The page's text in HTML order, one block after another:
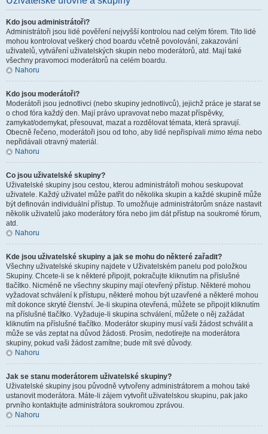
Kdo jsou administrátoři?
Administrátoři jsou lidé pověření nejvyšší kontrolou nad celým fórem. Tito lidé
mohou kontrolovat veškerý chod boardu včetně povolování, zakazování
uživatelů, vytváření uživatelských skupin nebo moderátorů, atd. Mají také
všechny pravomoci moderátorů na celém boardu.
Nahoru
Kdo jsou moderátoři?
Moderátoři jsou jednotlivci (nebo skupiny jednotlivců), jejichž práce je starat se
o chod fóra každý den. Mají právo upravovat nebo mazat příspěvky,
zamykat/odemykat, přesouvat, mazat a rozdělovat témata, která spravují.
Obecně řečeno, moderátoři jsou od toho, aby lidé nepřispívali mimo téma nebo
nepřidávali otravný materiál.
Nahoru
Co jsou uživatelské skupiny?
Uživatelské skupiny jsou cestou, kterou administrátoři mohou seskupovat
uživatele. Každý uživatel může patřit do několika skupin a každé skupině může
být definován individuální přístup. To umožňuje administrátorům snáze nastavit
několik uživatelů jako moderátory fóra nebo jim dát přístup na soukromé fórum,
atd.
Nahoru
Kde jsou uživatelské skupiny a jak se mohu do některé zařadit?
Všechny uživatelské skupiny najdete v Uživatelském panelu pod položkou
Skupiny. Chcete-li se k některé připojit, pokračujte kliknutím na příslušné
tlačítko. Nicméně ne všechny skupiny mají otevřený přístup. Některé mohou
vyžadovat schválení k přístupu, některé mohou být uzavřené a některé mohou
mít dokonce skryté členství. Je-li skupina otevřená, můžete se připojit kliknutím
na příslušné tlačítko. Vyžaduje-li skupina schválení, můžete o něj zažádat
kliknutím na příslušné tlačítko. Moderátor skupiny musí vaši žádost schválit a
může se vás zeptat na důvod žádosti. Prosím, nedotírejte na moderátora
skupiny, pokud vaši žádost zamítne; bude mít své důvody.
Nahoru
Jak se stanu moderátorem uživatelské skupiny?
Uživatelské skupiny jsou původně vytvořeny administrátorem a mohou také
ustanovit moderátora. Máte-li zájem vytvořit uživatelskou skupinu, pak jako
prvního kontaktujte administrátora soukromou zprávou.
Nahoru